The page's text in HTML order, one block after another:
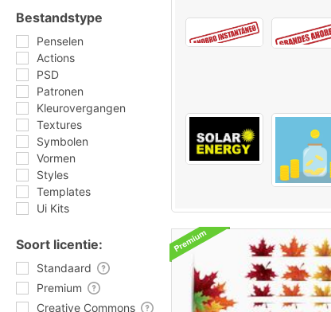
Bestandstype
Penselen
Actions
PSD
Patronen
Kleurovergangen
Textures
Symbolen
Vormen
Styles
Templates
Ui Kits
Soort licentie:
Standaard
Premium
Creative Commons